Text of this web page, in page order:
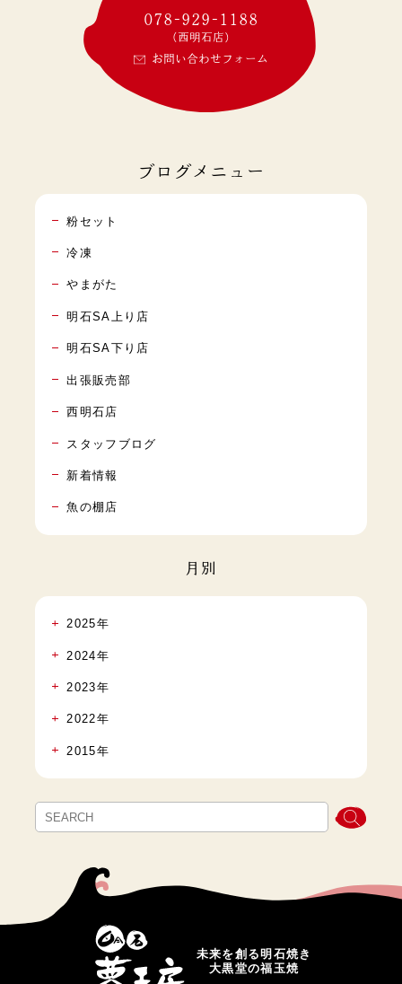
078-929-1188
(西明石店)
お問い合わせフォーム
ブログメニュー
粉セット
冷凍
やまがた
明石SA上り店
明石SA下り店
出張販売部
西明石店
スタッフブログ
新着情報
魚の棚店
月別
2025年
2024年
2023年
2022年
2015年
未来を創る明石焼き
大黒堂の福玉焼